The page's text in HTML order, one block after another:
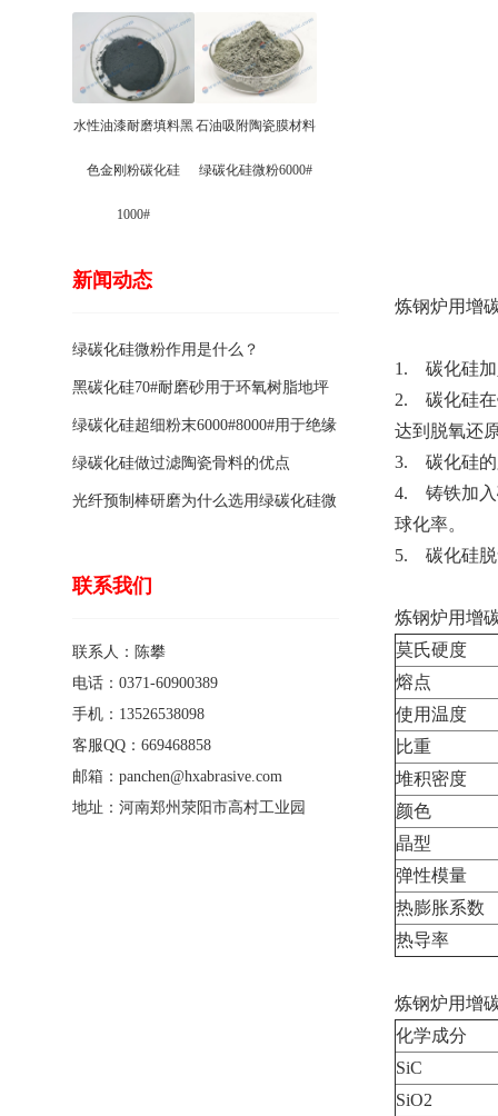
水性油漆耐磨填料黑
色金刚粉碳化硅
1000#
石油吸附陶瓷膜材料
绿碳化硅微粉6000#
新闻动态
绿碳化硅微粉作用是什么？
黑碳化硅70#耐磨砂用于环氧树脂地坪
骨料的特点有哪些？
绿碳化硅超细粉末6000#8000#用于绝缘
涂料的优点
绿碳化硅做过滤陶瓷骨料的优点
光纤预制棒研磨为什么选用绿碳化硅微
联系我们
联系人：陈攀
电话：0371-60900389
手机：13526538098
客服QQ：669468858
邮箱：panchen@hxabrasive.com
地址：河南郑州荥阳市高村工业园
炼钢炉用增
1. 碳化硅加
2. 碳化硅在
达到脱氧还
3. 碳化硅的
4. 铸铁加入
球化率。
5. 碳化硅脱
炼钢炉用增
莫氏硬度
熔点
使用温度
比重
堆积密度
颜色
晶型
弹性模量
热膨胀系数
热导率
炼钢炉用增
化学成分
SiC
SiO2